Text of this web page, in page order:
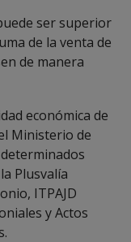
ser superior
de la venta de
de manera
económica de
Ministerio de
Plusvalía
ITPAJD
y Actos